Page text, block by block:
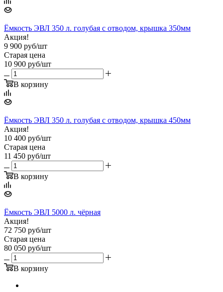
Ёмкость ЭВЛ 350 л. голубая с отводом, крышка 350мм
Акция!
9 900 руб/шт
Старая цена
10 900 руб/шт
В корзину
Ёмкость ЭВЛ 350 л. голубая с отводом, крышка 450мм
Акция!
10 400 руб/шт
Старая цена
11 450 руб/шт
В корзину
Ёмкость ЭВЛ 5000 л. чёрная
Акция!
72 750 руб/шт
Старая цена
80 050 руб/шт
В корзину